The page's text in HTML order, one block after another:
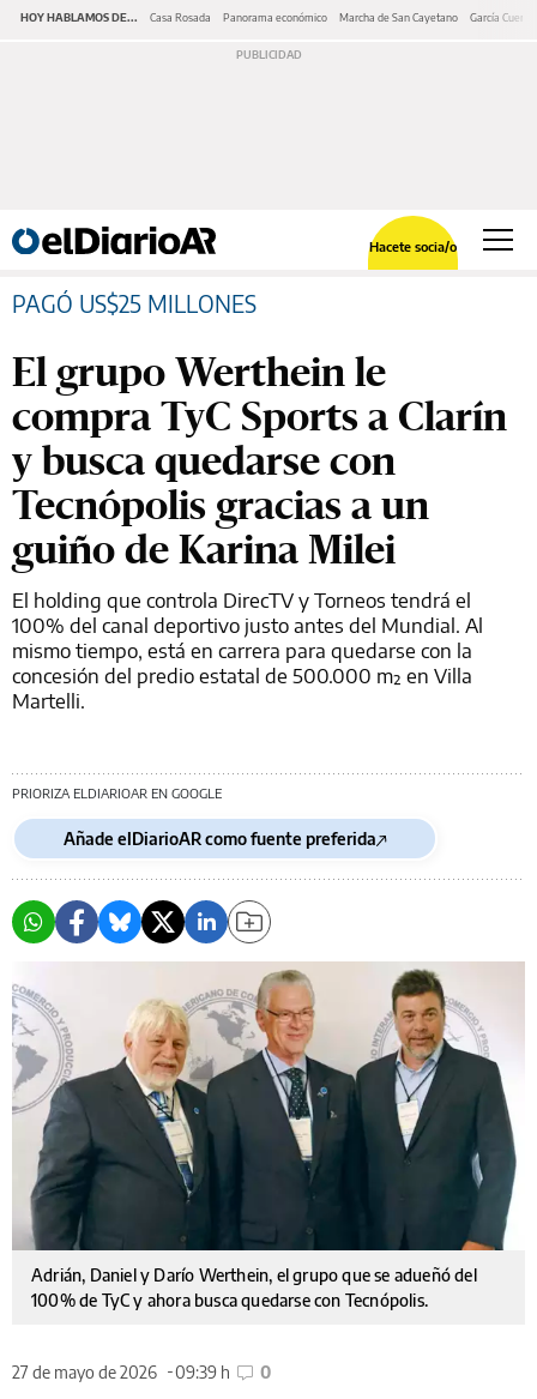
HOY HABLAMOS DE... Casa Rosada Panorama económico Marcha de San Cayetano García Cuerva
Hacete socia/o
PAGÓ US$25 MILLONES
El grupo Werthein le
compra TyC Sports a Clarín
y busca quedarse con
Tecnópolis gracias a un
guiño de Karina Milei
El holding que controla DirecTV y Torneos tendrá el
100% del canal deportivo justo antes del Mundial. Al
mismo tiempo, está en carrera para quedarse con la
concesión del predio estatal de 500.000 m² en Villa
Martelli.
PRIORIZA ELDIARIOAR EN GOOGLE
Añade elDiarioAR como fuente preferida
Adrián, Daniel y Darío Werthein, el grupo que se adueñó del
100% de TyC y ahora busca quedarse con Tecnópolis.
27 de mayo de 2026 09:39 h 0